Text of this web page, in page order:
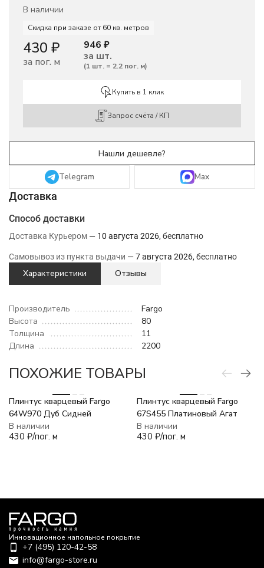
В наличии
Скидка при заказе от 60 кв. метров
430 ₽
за пог. м
946 ₽
за шт.
(1 шт. = 2.2 пог. м)
Купить в 1 клик
Запрос счёта / КП
Telegram Max
Способ доставки
Доставка Курьером 10 августа 2026 Бесплатно
Самовывоз из пункта выдачи 7 августа 2026 Бесплатно
Характеристики Отзывы
Производитель
Fargo
Высота
80
Толщина
11
Длина
2200
ПОХОЖИЕ ТОВАРЫ
Плинтус кварцевый Fargo
64W970 Дуб Сидней
В наличии
430 ₽/пог. м
Плинтус кварцевый Fargo
67S455 Платиновый Агат
В наличии
430 ₽/пог. м
Инновационное напольное покрытие
+7 (495) 120-42-58
info@fargo-store.ru